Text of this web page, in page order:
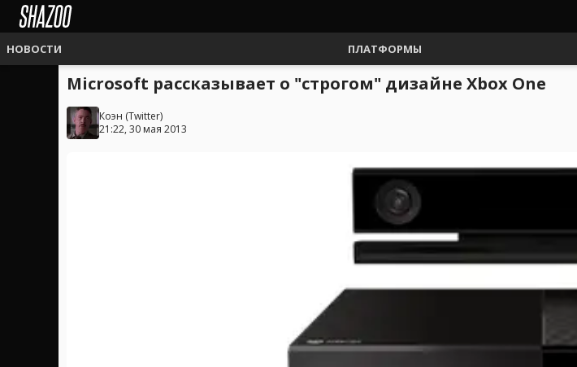
НОВОСТИ ПЛАТФОРМЫ
Microsoft рассказывает о "строгом" дизайне Xbox One
Коэн (Twitter)
21:22, 30 мая 2013